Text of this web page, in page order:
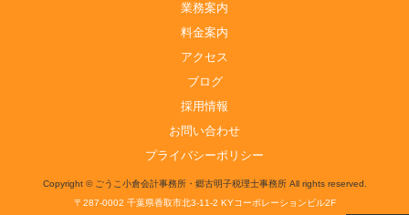
業務案内
料金案内
アクセス
ブログ
採用情報
お問い合わせ
プライバシーポリシー
Copyright © ごうこ小倉会計事務所・郷古明子税理士事務所 All rights reserved.
〒287-0002 千葉県香取市北3-11-2 KYコーポレーションビル2F